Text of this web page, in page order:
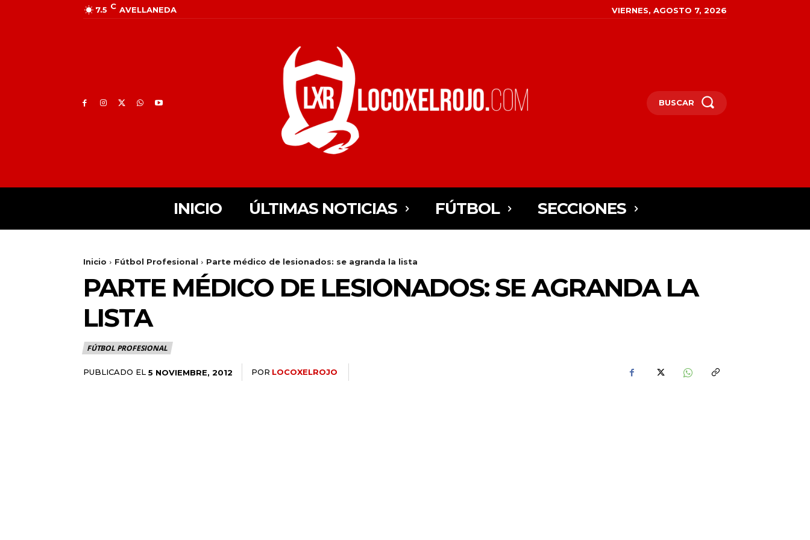
7.5 C AVELLANEDA VIERNES, AGOSTO 7, 2026
BUSCAR
INICIO ÚLTIMAS NOTICIAS FÚTBOL SECCIONES
Inicio Fútbol Profesional Parte médico de lesionados: se agranda la lista
PARTE MÉDICO DE LESIONADOS: SE AGRANDA LA
LISTA
FÚTBOL PROFESIONAL
PUBLICADO EL 5 NOVIEMBRE, 2012 POR LOCOXELROJO